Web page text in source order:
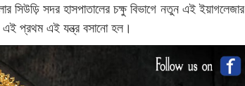
সিউড়ি সদর হাসপাতালের চক্ষু বিভাগে নতুন এই ইয়াগলেজার
এই প্রথম এই যন্ত্র বসানো হল।